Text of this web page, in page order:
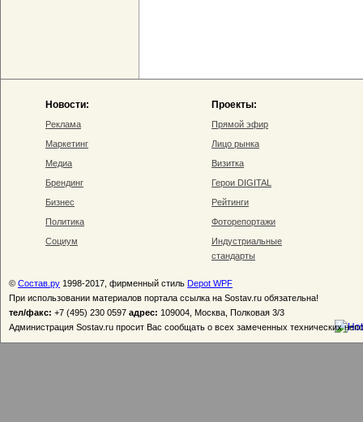
Новости:
Реклама
Маркетинг
Медиа
Брендинг
Бизнес
Политика
Социум
Проекты:
Прямой эфир
Лицо рынка
Визитка
Герои DIGITAL
Рейтинги
Фоторепортажи
Индустриальные
стандарты
© Состав.ру 1998-2017, фирменный стиль Depot WPF
При использовании материалов портала ссылка на Sostav.ru обязательна!
тел/факс: +7 (495) 230 0597 адрес: 109004, Москва, Полковая 3/3
Администрация Sostav.ru просит Вас сообщать о всех замеченных технических